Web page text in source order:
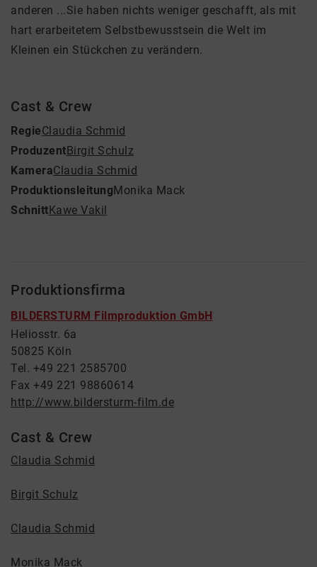
anderen ...Sie haben nichts weniger geschafft, als mit
hart erarbeitetem Selbstbewusstsein die Welt im
Kleinen ein Stückchen zu verändern.
Cast & Crew
RegieClaudia Schmid
ProduzentBirgit Schulz
KameraClaudia Schmid
ProduktionsleitungMonika Mack
SchnittKawe Vakil
Produktionsfirma
BILDERSTURM Filmproduktion GmbH
Heliosstr. 6a
50825 Köln
Tel. +49 221 2585700
Fax +49 221 98860614
http://www.bildersturm-film.de
Cast & Crew
Claudia Schmid
Birgit Schulz
Claudia Schmid
Monika Mack